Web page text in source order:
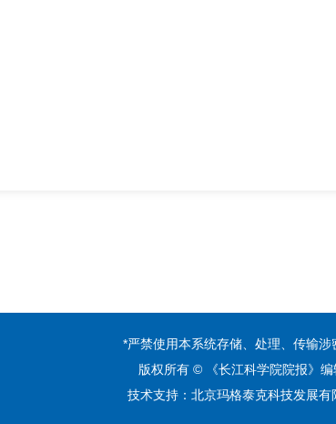
*严禁使用本系统存储、处理、传输涉
版权所有 © 《长江科学院院报》编
技术支持： 北京玛格泰克科技发展有